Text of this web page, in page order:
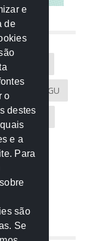
CGU
MPE-MT
PGR
e
de
o
destes
e a
Para
são
Se